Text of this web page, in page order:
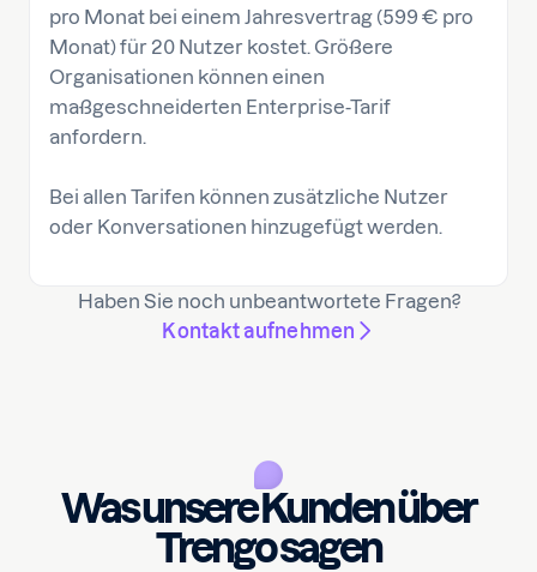
pro Monat bei einem Jahresvertrag (599 € pro
Monat) für 20 Nutzer kostet. Größere
Organisationen können einen
maßgeschneiderten Enterprise-Tarif
anfordern.
Bei allen Tarifen können zusätzliche Nutzer
oder Konversationen hinzugefügt werden.
Haben Sie noch unbeantwortete Fragen?
Kontakt aufnehmen
Was unsere Kunden über
Trengo sagen